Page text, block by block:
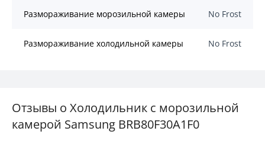
Размораживание морозильной камеры No Frost
Размораживание холодильной камеры No Frost
Отзывы о Холодильник с морозильной
камерой Samsung BRB80F30A1F0